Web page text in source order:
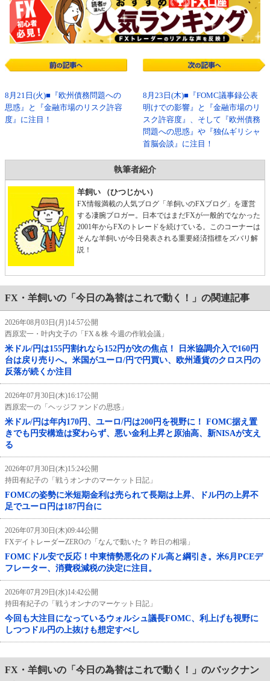
8月21日(火)■『欧州債務問題への
思惑』と『金融市場のリスク許容
度』に注目！
8月23日(木)■『FOMC議事録公表
明けでの影響』と『金融市場のリ
スク許容度』、そして『欧州債務
問題への思惑』や『独仏ギリシャ
首脳会談』に注目！
執筆者紹介
羊飼い （ひつじかい）
FX情報満載の人気ブログ「羊飼いのFXブログ」を運営
する凄腕ブロガー。日本ではまだFXが一般的でなかった
2001年からFXのトレードを続けている。このコーナーは
そんな羊飼いが今日発表される重要経済指標をズバリ解
説！
FX・羊飼いの「今日の為替はこれで動く！」の関連記事
2026年08月03日(月)14:57公開
西原宏一・叶内文子の「FX＆株 今週の作戦会議」
米ドル/円は155円割れなら152円が次の焦点！ 日米協調介入で160円
台は戻り売りへ。米国がユーロ/円で円買い、欧州通貨のクロス円の
反落が続くか注目
2026年07月30日(木)16:17公開
西原宏一の「ヘッジファンドの思惑」
米ドル/円は年内170円、ユーロ/円は200円を視野に！ FOMC据え置
きでも円安構造は変わらず、悪い金利上昇と原油高、新NISAが支え
る
2026年07月30日(木)15:24公開
持田有紀子の「戦うオンナのマーケット日記」
FOMCの姿勢に米短期金利は売られて長期は上昇、ドル円の上昇不
足でユーロ円は187円台に
2026年07月30日(木)09:44公開
FXデイトレーダーZEROの「なんで動いた？ 昨日の相場」
FOMCドル安で反応！中東情勢悪化のドル高と綱引き。米6月PCEデ
フレーター、消費税減税の決定に注目。
2026年07月29日(水)14:42公開
持田有紀子の「戦うオンナのマーケット日記」
今回も大注目になっているウォルシュ議長FOMC、利上げも視野に
しつつドル円の上抜けも想定すべし
FX・羊飼いの「今日の為替はこれで動く！」のバックナン